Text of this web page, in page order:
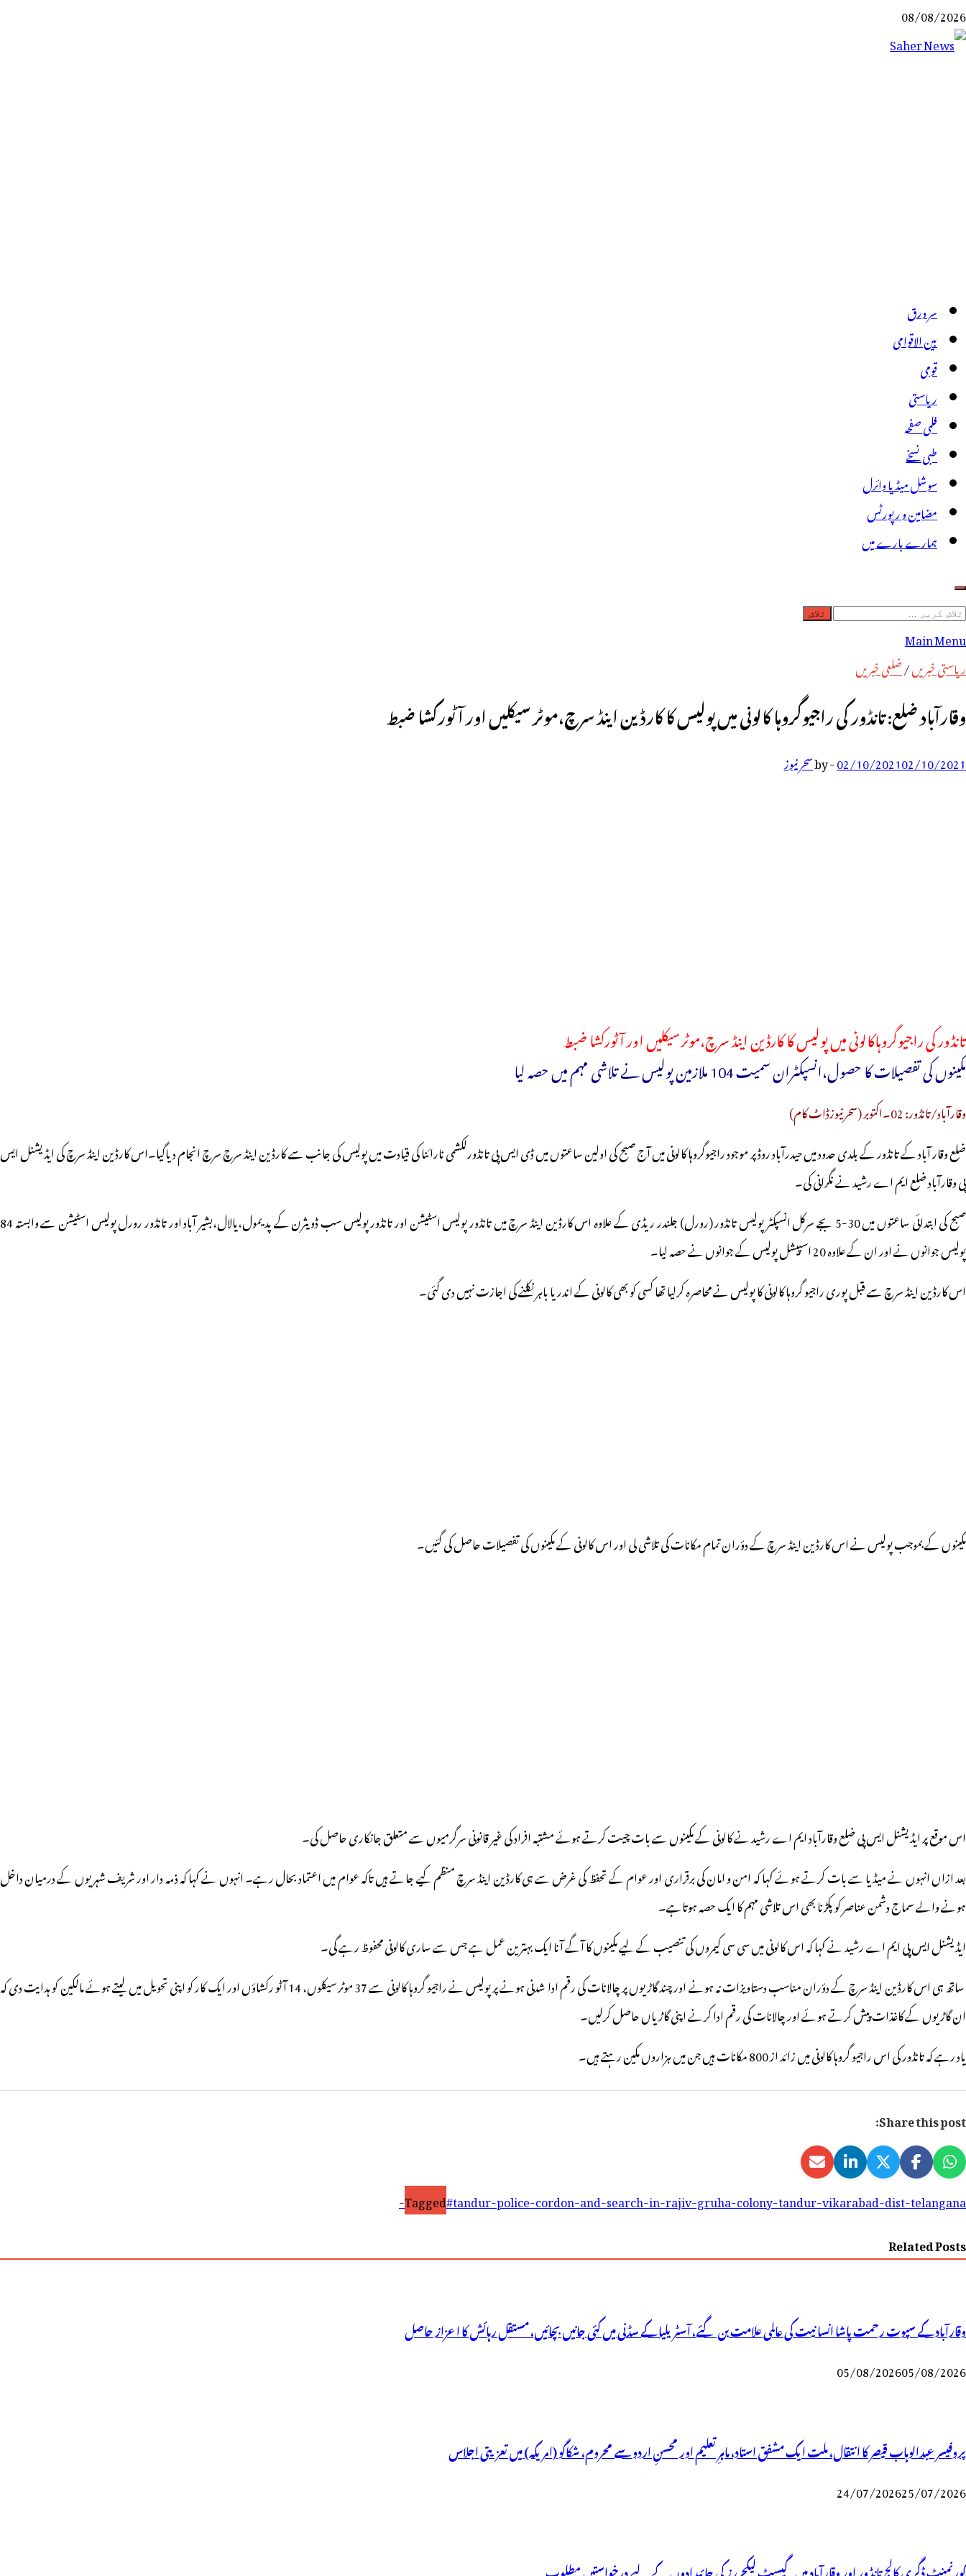
Skip
to
08/08/2026
سر ورق
بین الاقوامی
قومی
ریاستی
فلمی صفحہ
طبی نسخے
سوشل میڈیا وائرل
مضامین و رپورٹس
ہمارے بارے میں
تلاش
کریں
برائے:
Main Menu
ریاستی خبریں/ضلعی خبریں
وقارآباد ضلع: تانڈور کی راجیوگروہا کالونی میں پولیس کا کارڈین اینڈ سرچ،موٹر سیکلیں اور آٹورکشا ضبط
02/10/202102/10/2021
-
byسحر نیوز
تانڈور کی راجیوگروہاکالونی میں پولیس کا کارڈین اینڈ سرچ،موٹرسیکلیں اور آٹورکشا ضبط
مکینوں کی تفصیلات کا حصول،انسپکٹران سمیت 104 ملازمین پولیس نے تلاشی مہم میں حصہ لیا
وقارآباد/تانڈور: 02۔اکتوبر (سحرنیوزڈاٹ کام)
ضلع وقار آباد کے تانڈور کے بلدی حدود میں حیدرآباد روڈ پر موجود راجیوگروہا کالونی میں آج صبح کی اولین ساعتوں میں ڈی ایس پی تانڈورلکشمی نارائنا کی قیادت میں پولیس کی جانب سے کارڈین اینڈ سرچ سرچ انجام دیاگیا۔اس کارڈین اینڈ سرچ کی ایڈیشنل ایس
پی وقارآباد ضلع ایم اے رشید نے نگرانی کی۔
صبح کی ابتدائی ساعتوں میں 30-5 بجے سرکل انسپکٹر پولیس تانڈور (رورل) جلندر ریڈی کے علاوہ اس کارڈین اینڈ سرچ میں تانڈور پولیس اسٹیشن اور تانڈور پولیس سب ڈویثرن کے پدیمول،یالال،بشیر آباد اور تانڈور رورل پولیس اسٹیشن سے وابستہ 84
پولیس جوانوں نے اور ان کے علاوہ 20 اسپیشل پولیس کے جوانوں نے حصہ لیا۔
اس کارڈین اینڈ سرچ سے قبل پوری راجیو گروہا کالونی کا پولیس نے محاصرہ کرلیا تھا کسی کو بھی کالونی کے اندر یا باہر نکلنے کی اجازت نہیں دی گئی۔
مکینوں کے بموجب پولیس نے اس کارڈین اینڈ سرچ کے دؤران تمام مکانات کی تلاشی لی اور اس کالونی کے مکینوں کی تفصیلات حاصل کی گئیں۔
اس موقع پر ایڈیشنل ایس پی ضلع وقارآباد ایم اے رشید نے کالونی کے مکینوں سے بات چیت کرتے ہوئے مشتبہ افراد کی غیر قانونی سرگرمیوں سے متعلق جانکاری حاصل کی۔
بعد ازاں انہوں نے میڈیا سے بات کرتے ہوئے کہا کہ امن و امان کی برقراری اور عوام کے تحفظ کی غرض سے ہی کارڈین اینڈ سرچ منظم کیے جاتے ہیں تاکہ عوام میں اعتماد بحال رہے۔ انہوں نے کہا کہ ذمہ دار اور شریف شہریوں کے درمیان داخل
ہونے والے سماج دشمن عناصر کو پکڑنا بھی اس تلاشی مہم کا ایک حصہ ہوتاہے۔
ایڈیشنل ایس پی ایم اے رشید نے کہا کہ اس کالونی میں سی سی کیمروں کی تنصیب کے لیے مکینوں کا آگے آنا ایک بہترین عمل ہے جس سے ساری کالونی محفوظ رہے گی۔
ساتھ ہی اس کارڈین اینڈ سرچ کے دؤران مناسب دستاویزات نہ ہونے اور چند گاڑیوں پر چالانات کی رقم ادا شدنی ہونے پر پولیس نے راجیو گروہا کالونی سے 37 موٹر سیکلوں، 14 آٹو رکشاؤں اور ایک کار کو اپنی تحویل میں لیتے ہوئے مالکین کو ہدایت دی کہ
ان گاڑیوں کے کاغذات پیش کرتے ہوئے اور چالانات کی رقم ادا کرنے اپنی گاڑیاں حاصل کرلیں۔
یاد رہے کہ تانڈور کی اس راجیو گروہا کالونی میں زائد از 800 مکانات ہیں جن میں ہزاروں مکین رہتے ہیں۔
Share this post:
Tagged#tandur-police-cordon-and-search-in-rajiv-gruha-colony-tandur-vikarabad-dist-telangana-
Related Posts
وقارآباد کے سپوت رحمت پاشا انسانیت کی عالمی علامت بن گئے، آسٹریلیا کے سڈنی میں کئی جانیں بچائیں، مستقل رہائش کا اعزاز حاصل
05/08/202605/08/2026
پروفیسر عبدالوہاب قیصر کا انتقال، ملت ایک مشفق استاد، ماہرِتعلیم اور محسنِ اردو سے محروم، شکاگو (امریکہ) میں تعزیتی اجلاس
24/07/202625/07/2026